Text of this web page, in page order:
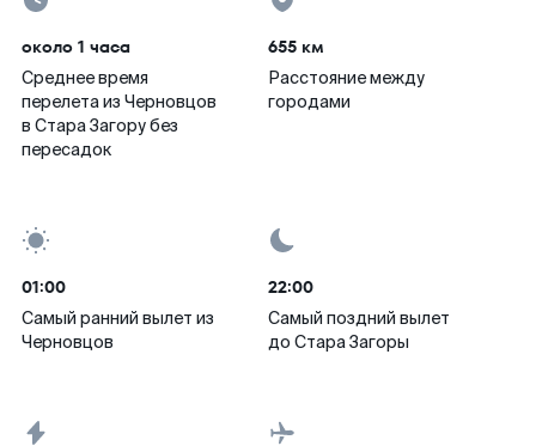
около 1 часа
Среднее время
перелета из Черновцов
в Стара Загору без
пересадок
655 км
Расстояние между
городами
01:00
Самый ранний вылет из
Черновцов
22:00
Самый поздний вылет
до Стара Загоры